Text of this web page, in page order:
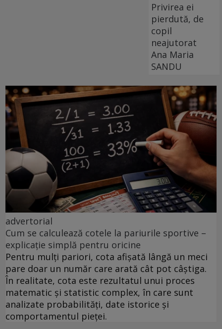
Privirea ei
pierdută, de
copil
neajutorat
Ana Maria
SANDU
advertorial
Cum se calculează cotele la pariurile sportive –
explicație simplă pentru oricine
Pentru mulți pariori, cota afișată lângă un meci
pare doar un număr care arată cât pot câștiga.
În realitate, cota este rezultatul unui proces
matematic și statistic complex, în care sunt
analizate probabilități, date istorice și
comportamentul pieței.